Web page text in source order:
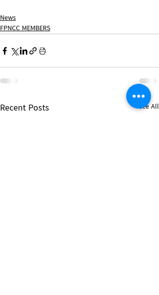
News
FPNCC MEMBERS
Recent Posts See All